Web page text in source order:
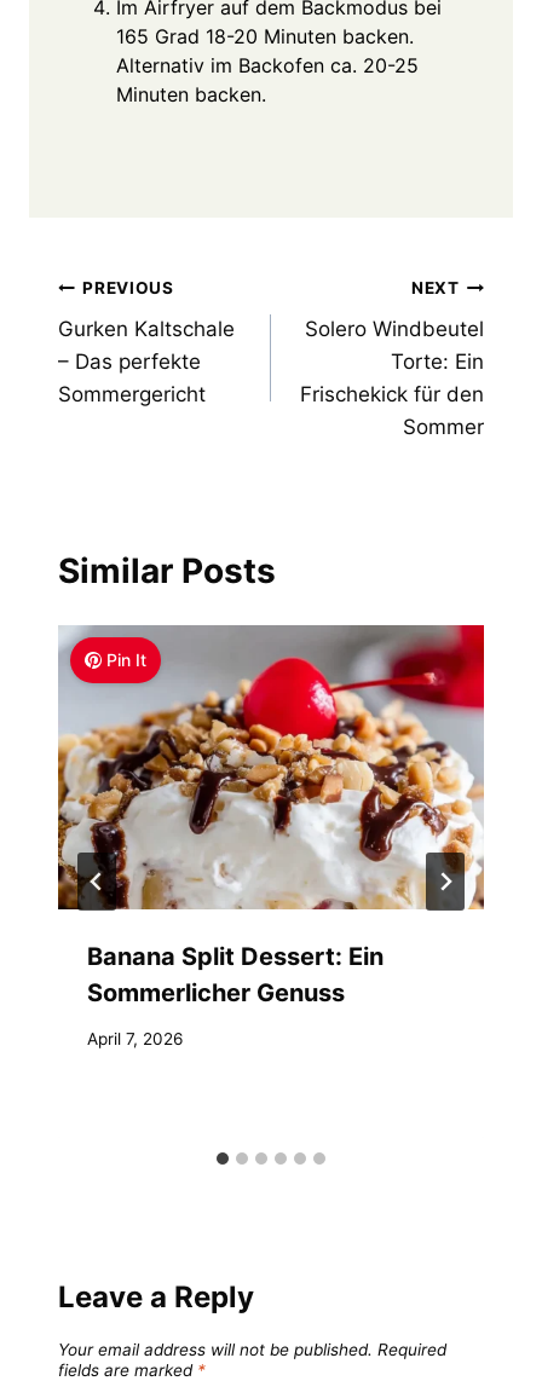
Im Airfryer auf dem Backmodus bei
165 Grad 18-20 Minuten backen.
Alternativ im Backofen ca. 20-25
Minuten backen.
Post
navigation
PREVIOUS
Gurken Kaltschale
– Das perfekte
Sommergericht
NEXT
Solero Windbeutel
Torte: Ein
Frischekick für den
Sommer
Similar Posts
Pin It
Banana Split Dessert: Ein
Sommerlicher Genuss
April 7, 2026
Leave a Reply
Your email address will not be published. Required
fields are marked *